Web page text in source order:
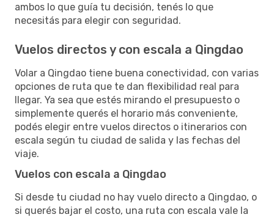
ambos lo que guía tu decisión, tenés lo que
necesitás para elegir con seguridad.
Vuelos directos y con escala a Qingdao
Volar a Qingdao tiene buena conectividad, con varias
opciones de ruta que te dan flexibilidad real para
llegar. Ya sea que estés mirando el presupuesto o
simplemente querés el horario más conveniente,
podés elegir entre vuelos directos o itinerarios con
escala según tu ciudad de salida y las fechas del
viaje.
Vuelos con escala a Qingdao
Si desde tu ciudad no hay vuelo directo a Qingdao, o
si querés bajar el costo, una ruta con escala vale la